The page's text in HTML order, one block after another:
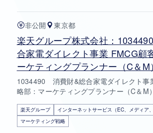
非公開 東京都
楽天グループ株式会社：
合家電ダイレクト事業 FMCG顧
ーケティングプランナー（C＆M）
1034490 消費財&総合家電ダイレクト事
略部：マーケティングプランナー（C＆M）
楽天グループ
インターネットサービス（EC、メディア、
マーケティング戦略